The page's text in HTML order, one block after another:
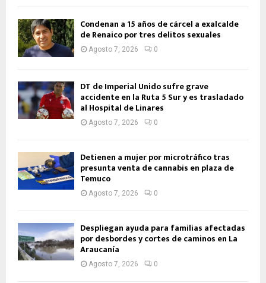
Condenan a 15 años de cárcel a exalcalde
de Renaico por tres delitos sexuales
Agosto 7, 2026 0
DT de Imperial Unido sufre grave
accidente en la Ruta 5 Sur y es trasladado
al Hospital de Linares
Agosto 7, 2026 0
Detienen a mujer por microtráfico tras
presunta venta de cannabis en plaza de
Temuco
Agosto 7, 2026 0
Despliegan ayuda para familias afectadas
por desbordes y cortes de caminos en La
Araucanía
Agosto 7, 2026 0